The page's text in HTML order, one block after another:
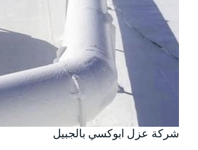
شركة عزل ابوكسي بالجبيل